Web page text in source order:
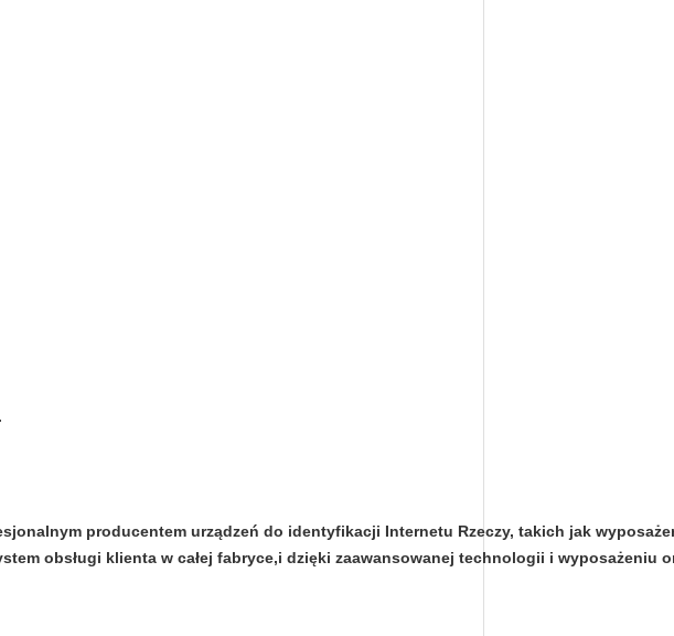
producentem urządzeń do identyfikacji Internetu Rzeczy, takich jak
obsługi klienta w całej fabryce,i dzięki zaawansowanej technologii i